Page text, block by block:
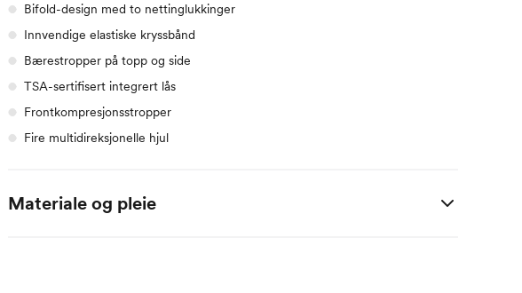
Bifold-design med to nettinglukkinger
Innvendige elastiske kryssbånd
Bærestropper på topp og side
TSA-sertifisert integrert lås
Frontkompresjonsstropper
Fire multidireksjonelle hjul
Materiale og pleie